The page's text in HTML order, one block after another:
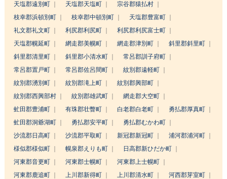
天塩郡遠別町
天塩郡天塩町
宗谷郡猿払村
枝幸郡浜頓別町
枝幸郡中頓別町
天塩郡豊富町
礼文郡礼文町
利尻郡利尻町
利尻郡利尻富士町
天塩郡幌延町
網走郡美幌町 網走郡津別町
斜里郡斜里町
斜里郡清里町
斜里郡小清水町
常呂郡訓子府町
常呂郡置戸町
常呂郡佐呂間町
紋別郡遠軽町
紋別郡湧別町
紋別郡滝上町
紋別郡興部町
紋別郡西興部村
紋別郡雄武町
網走郡大空町
虻田郡豊浦町
有珠郡壮瞥町 白老郡白老町
勇払郡厚真町
虻田郡洞爺湖町
勇払郡安平町
勇払郡むかわ町
沙流郡日高町
沙流郡平取町 新冠郡新冠町
浦河郡浦河町
様似郡様似町
幌泉郡えりも町
日高郡新ひだか町
河東郡音更町
河東郡士幌町
河東郡上士幌町
河東郡鹿追町
上川郡新得町 上川郡清水町
河西郡芽室町